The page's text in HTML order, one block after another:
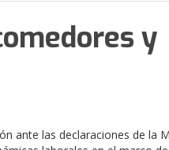
y
ante las declaraciones de la